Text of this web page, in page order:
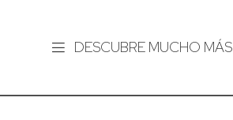
DESCUBRE MUCHO MÁS